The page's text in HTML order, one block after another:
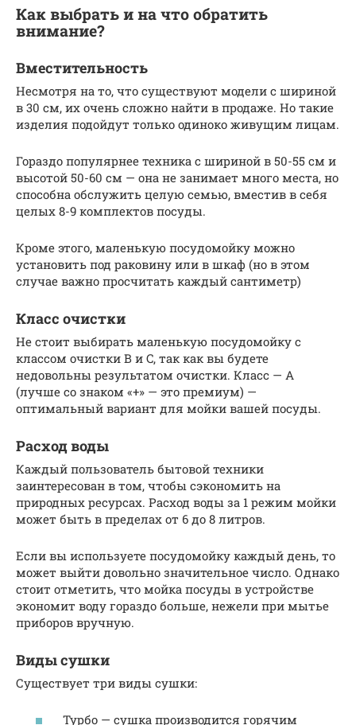
Как выбрать и на что обратить
внимание?
Вместительность
Несмотря на то, что существуют модели с шириной
в 30 см, их очень сложно найти в продаже. Но такие
изделия подойдут только одиноко живущим лицам.
Гораздо популярнее техника с шириной в 50-55 см и
высотой 50-60 см — она не занимает много места, но
способна обслужить целую семью, вместив в себя
целых 8-9 комплектов посуды.
Кроме этого, маленькую посудомойку можно
установить под раковину или в шкаф (но в этом
случае важно просчитать каждый сантиметр)
Класс очистки
Не стоит выбирать маленькую посудомойку с
классом очистки B и C, так как вы будете
недовольны результатом очистки. Класс — А
(лучше со знаком «+» — это премиум) —
оптимальный вариант для мойки вашей посуды.
Расход воды
Каждый пользователь бытовой техники
заинтересован в том, чтобы сэкономить на
природных ресурсах. Расход воды за 1 режим мойки
может быть в пределах от 6 до 8 литров.
Если вы используете посудомойку каждый день, то
может выйти довольно значительное число. Однако
стоит отметить, что мойка посуды в устройстве
экономит воду гораздо больше, нежели при мытье
приборов вручную.
Виды сушки
Существует три виды сушки:
Турбо — сушка производится горячим